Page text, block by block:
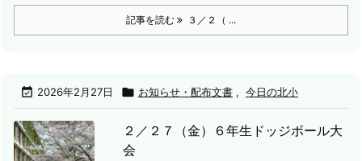
記事を読む ３／２（ ...
 2026年2月27日  お知らせ・配布文書 , 今日の北小
２／２７（金）６年生ドッジボール大
会